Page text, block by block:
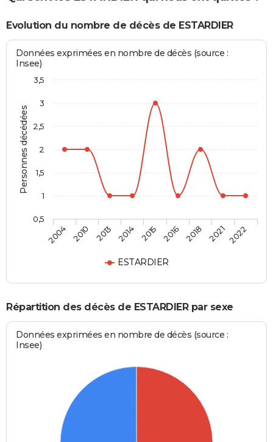
Evolution du nombre de décès de ESTARDIER
Personnes décédées
Données exprimées en nombre de décès (source :
Insee)
ESTARDIER
2004 2010 2013 2014 2015 2016 2018 20212022
0,5
1
1,5
2
2,5
3
3,5
Répartition des décès de ESTARDIER par sexe
Données exprimées en nombre de décès (source :
Insee)